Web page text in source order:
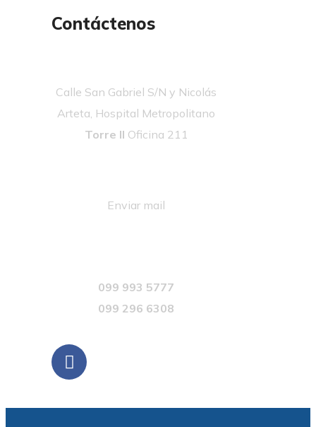
Contáctenos
Calle San Gabriel S/N y Nicolás
Arteta, Hospital Metropolitano
Torre II Oficina 211
Enviar mail
099 993 5777
099 296 6308